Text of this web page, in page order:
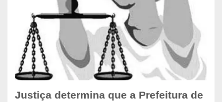
Justiça determina que a Prefeitura de